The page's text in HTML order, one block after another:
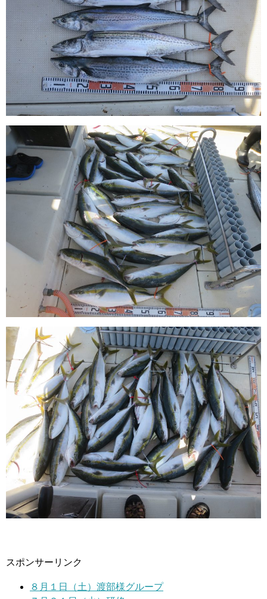
スポンサーリンク
８月１日（土）渡部様グループ